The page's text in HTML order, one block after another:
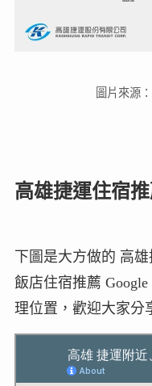
圖片來源
高雄捷運住宿
下圖是大方做的 高
飯店住宿推薦
理位置，歡迎大家分